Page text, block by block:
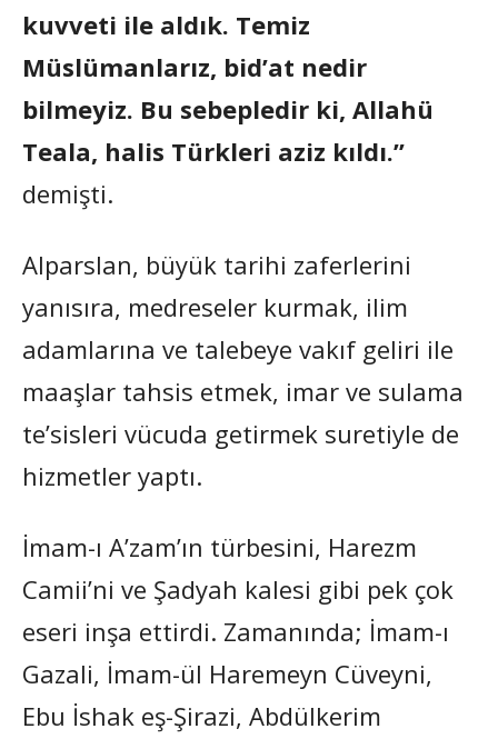
kuvveti ile aldık. Temiz
Müslümanlarız, bid’at nedir
bilmeyiz. Bu sebepledir ki, Allahü
Teala, halis Türkleri aziz kıldı.”
demişti.
Alparslan, büyük tarihi zaferlerini
yanısıra, medreseler kurmak, ilim
adamlarına ve talebeye vakıf geliri ile
maaşlar tahsis etmek, imar ve sulama
te’sisleri vücuda getirmek suretiyle de
hizmetler yaptı.
İmam-ı A’zam’ın türbesini, Harezm
Camii’ni ve Şadyah kalesi gibi pek çok
eseri inşa ettirdi. Zamanında; İmam-ı
Gazali, İmam-ül Haremeyn Cüveyni,
Ebu İshak eş-Şirazi, Abdülkerim